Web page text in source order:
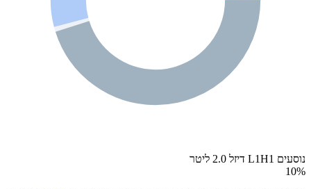
נוסעים L1H1 דיזל 2.0 ליטר
10%